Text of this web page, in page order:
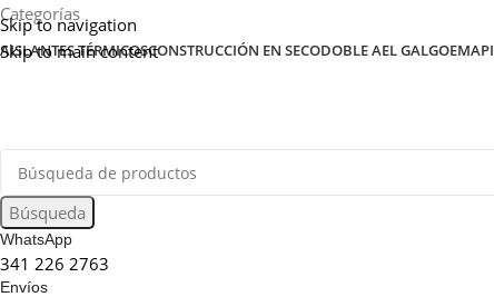
Skip to navigation
Skip to main content
Categorías
AISLANTES TÉRMICOSCONSTRUCCIÓN EN SECODOBLE AEL GALGOEMAPI
Búsqueda
WhatsApp
341 226 2763
Envíos